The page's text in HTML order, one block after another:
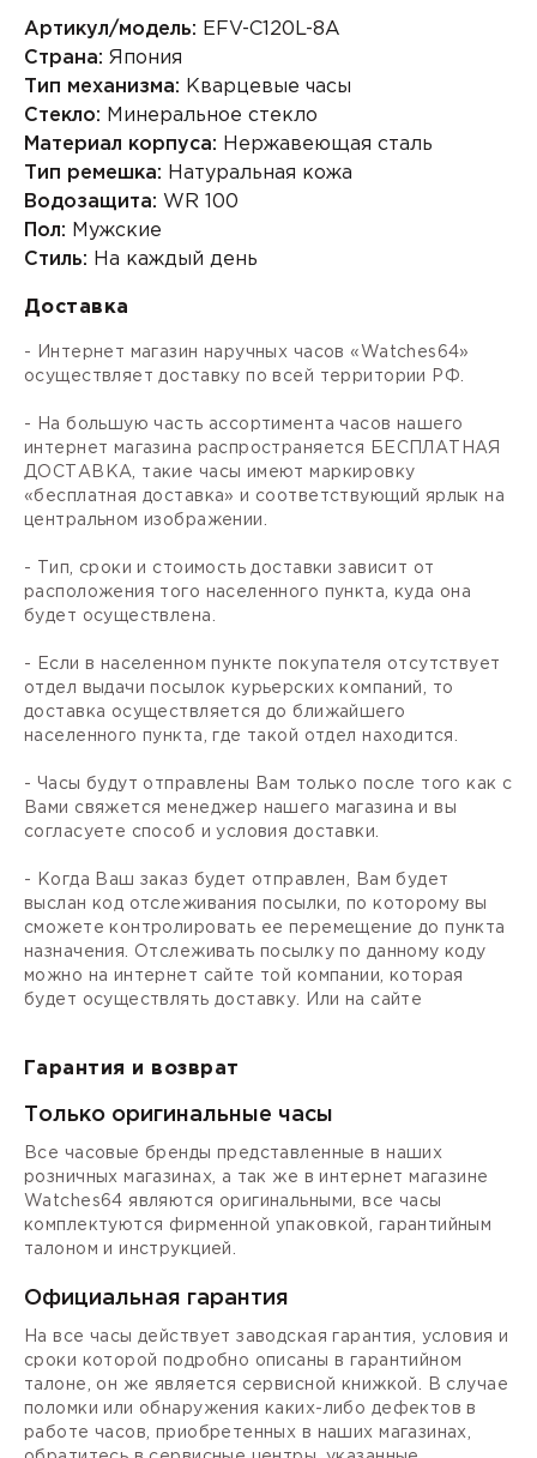
Артикул/модель: EFV-C120L-8A
Страна: Япония
Тип механизма: Кварцевые часы
Стекло: Минеральное стекло
Материал корпуса: Нержавеющая сталь
Тип ремешка: Натуральная кожа
Водозащита: WR 100
Пол: Мужские
Стиль: На каждый день
Доставка
- Интернет магазин наручных часов «Watches64»
осуществляет доставку по всей территории РФ.
- На большую часть ассортимента часов нашего
интернет магазина распространяется БЕСПЛАТНАЯ
ДОСТАВКА, такие часы имеют маркировку
«бесплатная доставка» и соответствующий ярлык на
центральном изображении.
- Тип, сроки и стоимость доставки зависит от
расположения того населенного пункта, куда она
будет осуществлена.
- Если в населенном пункте покупателя отсутствует
отдел выдачи посылок курьерских компаний, то
доставка осуществляется до ближайшего
населенного пункта, где такой отдел находится.
- Часы будут отправлены Вам только после того как с
Вами свяжется менеджер нашего магазина и вы
согласуете способ и условия доставки.
- Когда Ваш заказ будет отправлен, Вам будет
выслан код отслеживания посылки, по которому вы
сможете контролировать ее перемещение до пункта
назначения. Отслеживать посылку по данному коду
можно на интернет сайте той компании, которая
будет осуществлять доставку. Или на сайте
Гарантия и возврат
Только оригинальные часы
Все часовые бренды представленные в наших
розничных магазинах, а так же в интернет магазине
Watches64 являются оригинальными, все часы
комплектуются фирменной упаковкой, гарантийным
талоном и инструкцией.
Официальная гарантия
На все часы действует заводская гарантия, условия и
сроки которой подробно описаны в гарантийном
талоне, он же является сервисной книжкой. В случае
поломки или обнаружения каких-либо дефектов в
работе часов, приобретенных в наших магазинах,